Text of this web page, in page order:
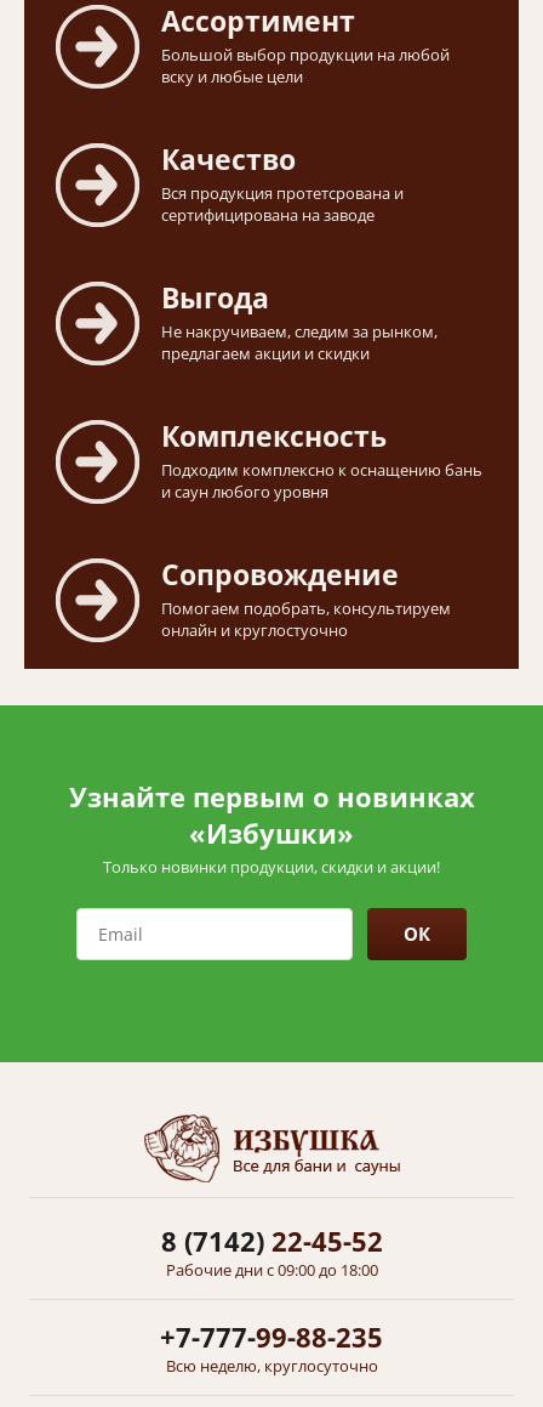
Ассортимент
Большой выбор продукции на любой
вску и любые цели
Качество
Вся продукция протетсрована и
сертифицирована на заводе
Выгода
Не накручиваем, следим за рынком,
предлагаем акции и скидки
Комплексность
Подходим комплексно к оснащению бань
и саун любого уровня
Сопровождение
Помогаем подобрать, консультируем
онлайн и круглостуочно
Узнайте первым о новинках
«Избушки»
Только новинки продукции, скидки и акции!
ОК
8 (7142)22-45-52
Рабочие дни с 09:00 до 18:00
+7-777-99-88-235
Всю неделю, круглосуточно